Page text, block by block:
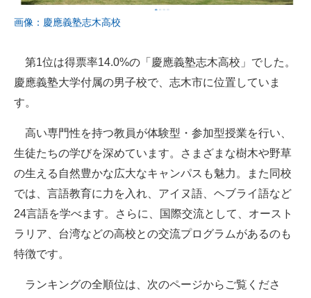
画像：慶應義塾志木高校
第1位は得票率14.0%の「慶應義塾志木高校」でした。
慶應義塾大学付属の男子校で、志木市に位置していま
す。
高い専門性を持つ教員が体験型・参加型授業を行い、
生徒たちの学びを深めています。さまざまな樹木や野草
の生える自然豊かな広大なキャンパスも魅力。また同校
では、言語教育に力を入れ、アイヌ語、ヘブライ語など
24言語を学べます。さらに、国際交流として、オースト
ラリア、台湾などの高校との交流プログラムがあるのも
特徴です。
ランキングの全順位は、次のページからご覧くださ